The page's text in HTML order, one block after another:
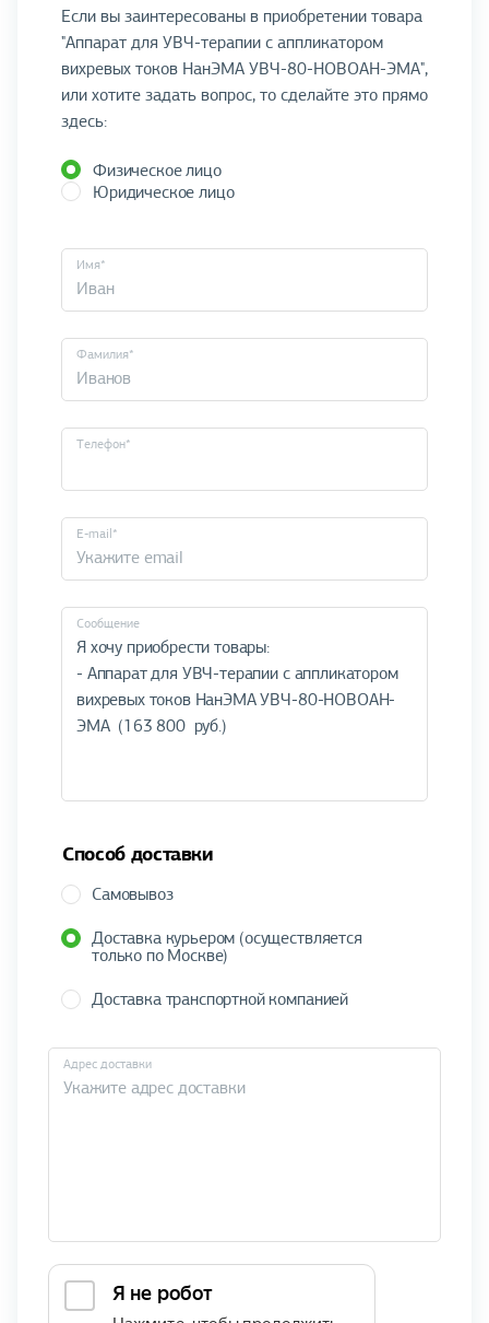
Если вы заинтересованы в приобретении товара
"Аппарат для УВЧ-терапии с аппликатором
вихревых токов НанЭМА УВЧ-80-НОВОАН-ЭМА",
или хотите задать вопрос, то сделайте это прямо
здесь:
Физическое лицо
Юридическое лицо
Имя*
Фамилия*
Телефон*
E-mail*
Cообщение
Способ доставки
Самовывоз
Доставка курьером (осуществляется
только по Москве)
Доставка транспортной компанией
Адрес доставки